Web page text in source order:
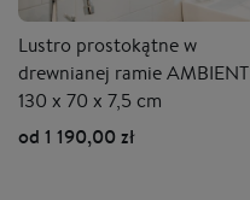
Lustro prostokątne w
drewnianej ramie AMBIENT
130 x 70 x 7,5 cm
od 1 190,00 zł